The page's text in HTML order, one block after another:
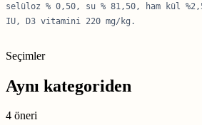
selüloz % 0,50, su % 81,50, ham kül
IU, D3 vitamini 220 mg/kg.
Seçimler
Aynı kategoriden
4 öneri